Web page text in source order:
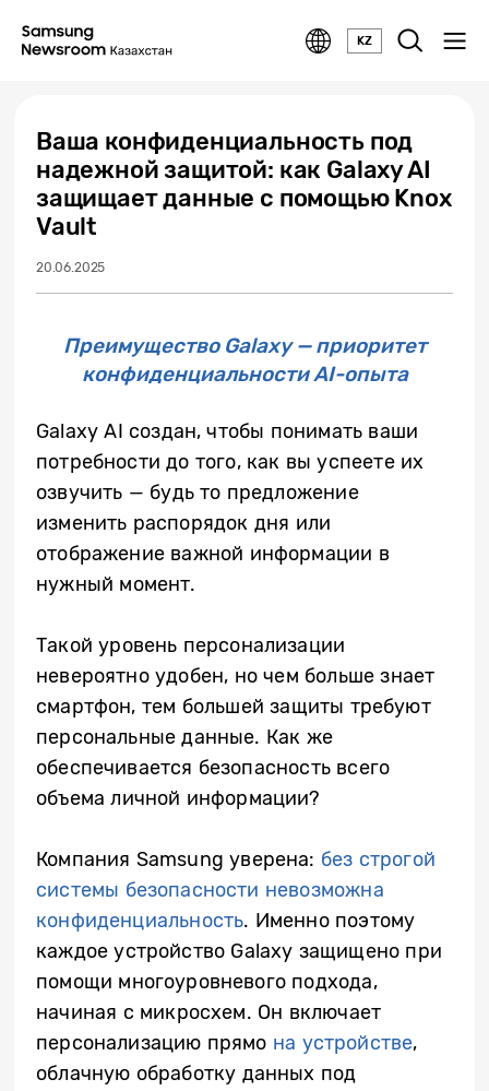
KZ
Ваша конфиденциальность под
надежной защитой: как Galaxy AI
защищает данные с помощью Knox
Vault
20.06.2025
Преимущество Galaxy — приоритет
конфиденциальности AI-опыта
Galaxy AI создан, чтобы понимать ваши
потребности до того, как вы успеете их
озвучить — будь то предложение
изменить распорядок дня или
отображение важной информации в
нужный момент.
Такой уровень персонализации
невероятно удобен, но чем больше знает
смартфон, тем большей защиты требуют
персональные данные. Как же
обеспечивается безопасность всего
объема личной информации?
Компания Samsung уверена: без строгой
системы безопасности невозможна
конфиденциальность. Именно поэтому
каждое устройство Galaxy защищено при
помощи многоуровневого подхода,
начиная с микросхем. Он включает
персонализацию прямо на устройстве,
облачную обработку данных под